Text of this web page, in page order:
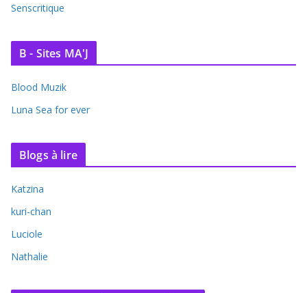
Senscritique
B - Sites MA'J
Blood Muzik
Luna Sea for ever
Blogs à lire
Katzina
kuri-chan
Luciole
Nathalie